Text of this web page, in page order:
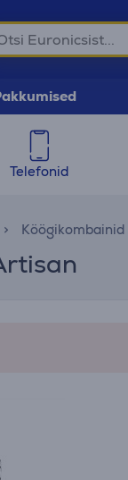
Telefonid
Köögikombainid